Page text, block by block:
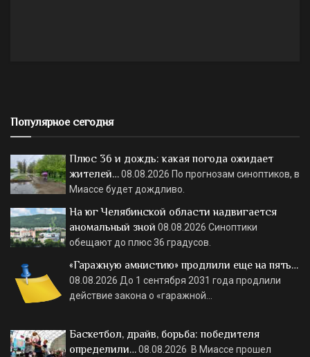
Популярное сегодня
Плюс 36 и дождь: какая погода ожидает
жителей…08.08.2026 По прогнозам синоптиков, в
Миассе будет дождливо.
На юг Челябинской области надвигается
аномальный зной 08.08.2026 Синоптики
обещают до плюс 36 градусов.
«Гаражную амнистию» продлили еще на пять…
08.08.2026 До 1 сентября 2031 года продлили
действие закона о «гаражной…
Баскетбол, драйв, борьба: победителя
определили…08.08.2026 В Миассе прошел